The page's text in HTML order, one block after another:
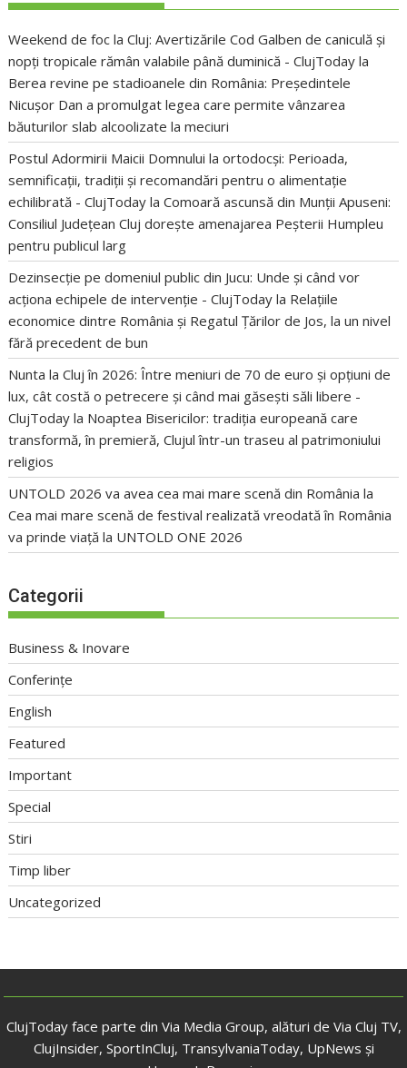
Weekend de foc la Cluj: Avertizările Cod Galben de caniculă și
nopți tropicale rămân valabile până duminică - ClujToday la
Berea revine pe stadioanele din România: Președintele
Nicușor Dan a promulgat legea care permite vânzarea
băuturilor slab alcoolizate la meciuri
Postul Adormirii Maicii Domnului la ortodocși: Perioada,
semnificații, tradiții și recomandări pentru o alimentație
echilibrată - ClujToday laComoară ascunsă din Munții Apuseni:
Consiliul Județean Cluj dorește amenajarea Peșterii Humpleu
pentru publicul larg
Dezinsecție pe domeniul public din Jucu: Unde și când vor
acționa echipele de intervenție - ClujToday la Relațiile
economice dintre România și Regatul Țărilor de Jos, la un nivel
fără precedent de bun
Nunta la Cluj în 2026: Între meniuri de 70 de euro și opțiuni de
lux, cât costă o petrecere și când mai găsești săli libere -
ClujToday la Noaptea Bisericilor: tradiția europeană care
transformă, în premieră, Clujul într-un traseu al patrimoniului
religios
UNTOLD 2026 va avea cea mai mare scenă din România la
Cea mai mare scenă de festival realizată vreodată în România
va prinde viață la UNTOLD ONE 2026
Categorii
Business & Inovare
Conferințe
English
Featured
Important
Special
Stiri
Timp liber
Uncategorized
ClujToday face parte din Via Media Group, alături de Via Cluj TV,
ClujInsider, SportInCluj, TransylvaniaToday, UpNews și